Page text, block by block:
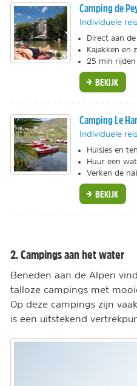
Camping de
Individuele reis
Direct aan de
Kajakken en
25 min rijden
BEKIJK
Camping Le
Individuele reis
Huisjes en
Huur een
Verken de
BEKIJK
2. Campings aan het water
Beneden aan de Alpen
talloze campings met
Op deze campings zijn
is een uitstekend